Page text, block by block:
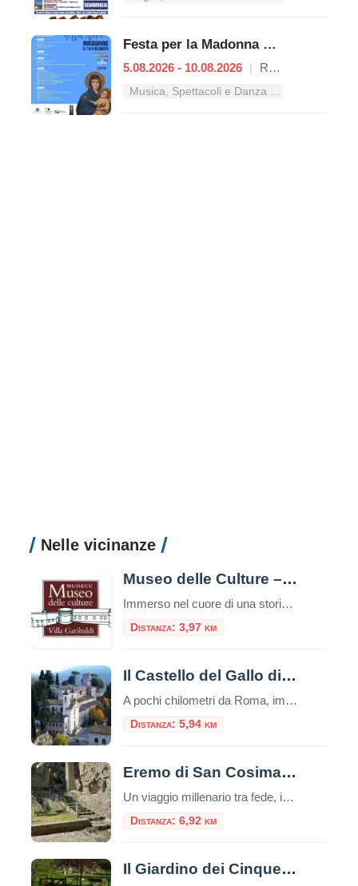
Festa per la Madonna della Neve
5.08.2026 - 10.08.2026 | Roccagiovine
Musica, Spettacoli e Danza nel Lazio
Nelle vicinanze
Museo delle Culture – Villa Garibaldi
Immerso nel cuore di una storica dimora, il Museo delle Culture – Villa Garibaldi rappresenta uno dei poli culturali più interessanti e dinamici del territorio. Situato all’interno di Villa Garibaldi a Riofreddo, splendida residenza ottocentesca circondata da un parco secolare, il museo è un punto di riferimento per chi desidera esplorare la ricchezza delle culture […]
Distanza: 3,97 km
Il Castello del Gallo di Mandela
A pochi chilometri da Roma, immerso nella quiete della Valle dell’Aniene, sorge il borgo di Mandela. Qui, come una gemma incastonata nella roccia, si erge il Castello del Gallo, un maniero che racchiude secoli di storia e un fascino letterario senza tempo, circondato da giardini che sono un vero e proprio trionfo di colori e […]
Distanza: 5,94 km
Eremo di San Cosimato a Vicovaro
Un viaggio millenario tra fede, ingegneria romana e silenzi rupestri nella Valle dell’Aniene A circa quaranta chilometri ad est di Roma, laddove la Valle dell’Aniene si restringe fino a formare una gola selvaggia e profonda, sorge uno dei complessi storici e spirituali più affascinanti e segreti del Lazio: l’Eremo di San Cosimato a Vicovaro. Arroccato […]
Distanza: 6,92 km
Il Giardino dei Cinque Sensi